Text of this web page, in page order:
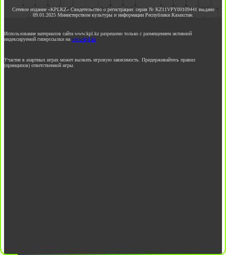
Сетевое издание «KPLKZ» Свидетельство о регистрации: серия № KZ11VPY00109441 выдано
09.01.2025 Министерством культуры и информации Республики Казахстан.
Использование материалов сайта www.kpl.kz разрешено только с размещением активной
индексируемой гиперссылки на www.kpl.kz
Участие в азартных играх может вызвать игровую зависимость. Придерживайтесь правил
(принципов) ответственной игры.